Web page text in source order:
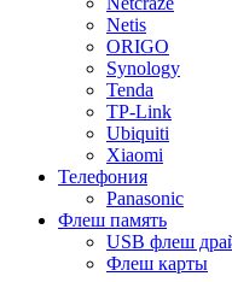
Netis
ORIGO
Synology
Tenda
TP-Link
Ubiquiti
Xiaomi
Телефония
Panasonic
Флеш память
USB флеш
Флеш карты